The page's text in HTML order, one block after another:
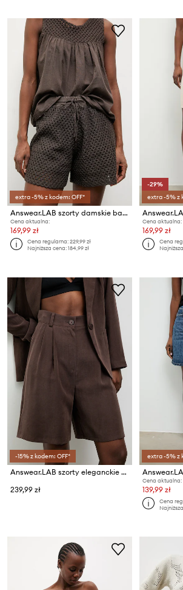
extra -5% z kodem: OFF*
Answear.LAB szorty damskie bawełniane
Cena aktualna:
169,99 zł
Cena regularna:229,99 zł
Najniższa cena:184,99 zł
-29%
extra -5% z
Cena aktualna:
169,99 zł
Cena
-15% z kodem: OFF*
Answear.LAB szorty eleganckie damskie z wiskozą
239,99 zł
extra -5% z
Cena aktualna:
139,99 zł
Cena